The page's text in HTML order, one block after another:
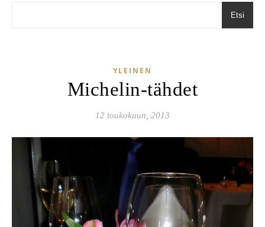
Etsi
YLEINEN
Michelin-tähdet
12 toukokuun, 2013